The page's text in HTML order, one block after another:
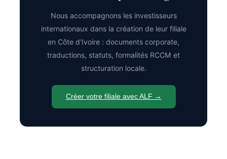
traductions et, le cas échéant, les formalités de
de la société : capital, avances en compte
courant, prestations intragroupe, dividendes,
Nous accompagnons les investisseurs
internationaux dans la création de leur filiale
en Côte d'Ivoire : documents corporate,
traductions, statuts, formalités RCCM et
structuration locale.
Créer votre filiale avec ALF →